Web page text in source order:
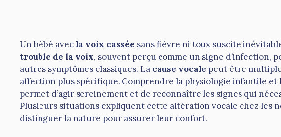
Un bébé avec la voix cassée sans fièvre ni toux suscite
trouble de la voix, souvent perçu comme un signe d’infection,
autres symptômes classiques. La cause vocale peut être
affection plus spécifique. Comprendre la physiologie infantile
permet d’agir sereinement et de reconnaître les signes qui
Plusieurs situations expliquent cette altération vocale chez les
distinguer la nature pour assurer leur confort.